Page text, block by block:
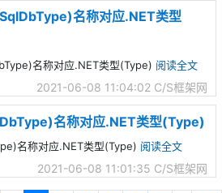
名称对应.NET类型
名称对应.NET类型(Type) 阅读全文
2021-06-08 11:04:02 C/S框架网
名称对应.NET类型(Type)
名称对应.NET类型(Type) 阅读全文
2021-06-08 11:01:35 C/S框架网